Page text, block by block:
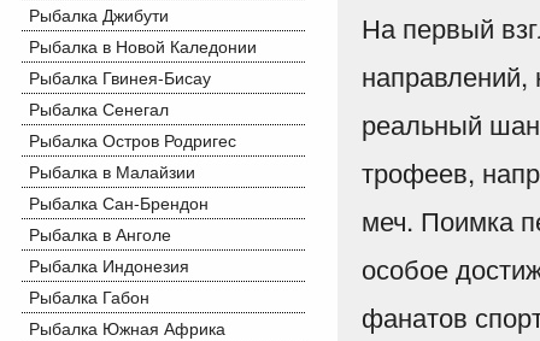
Рыбалка Джибути
Рыбалка в Новой Каледонии
Рыбалка Гвинея-Бисау
Рыбалка Сенегал
Рыбалка Остров Родригес
Рыбалка в Малайзии
Рыбалка Сан-Брендон
Рыбалка в Анголе
Рыбалка Индонезия
Рыбалка Габон
Рыбалка Южная Африка
На первый
направлений,
реальный
трофеев,
меч. Поимка
особое
фанатов